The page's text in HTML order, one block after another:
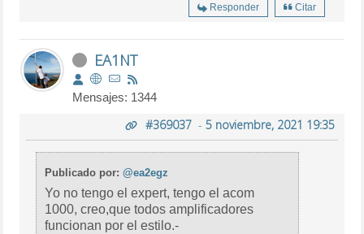
Responder Citar
EA1NT
Mensajes: 1344
#369037- 5 noviembre, 2021 19:35
Publicado por:@ea2egz
Yo no tengo el expert, tengo el acom
1000, creo,que todos amplificadores
funcionan por el estilo.-